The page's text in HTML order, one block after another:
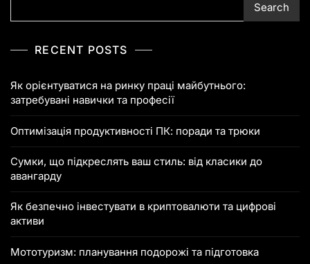
Search
RECENT POSTS
Як орієнтуватися на ринку праці майбутнього:
затребувані навички та професії
Оптимізація продуктивності ПК: поради та трюки
Сумки, що підкреслять ваш стиль: від класики до
авангарду
Як безпечно інвестувати в криптовалюти та цифрові
активи
Мототуризм: планування подорожі та підготовка